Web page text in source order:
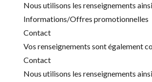
Nous utilisons les renseignements
Informations/Offres promotionnelles
Contact
Vos renseignements sont également
Contact
Nous utilisons les renseignements